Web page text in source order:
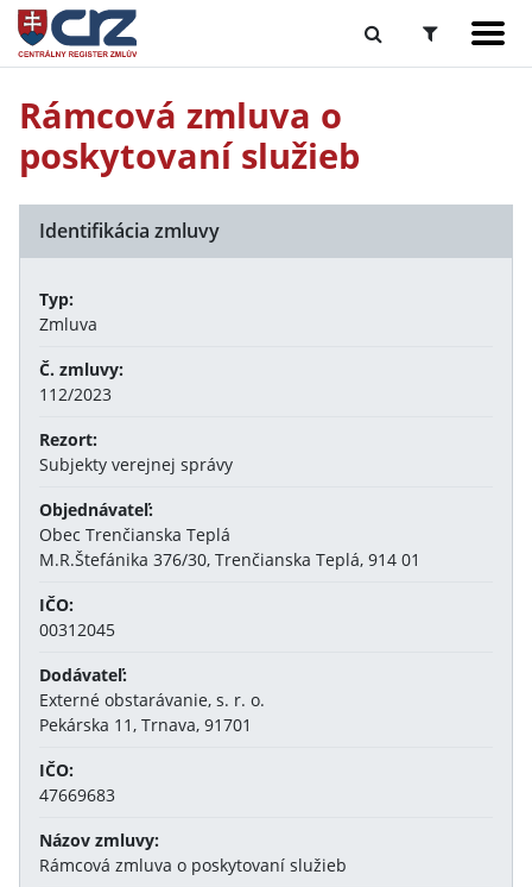
Rámcová zmluva o
poskytovaní služieb
Identifikácia zmluvy
Typ:
Zmluva
Č. zmluvy:
112/2023
Rezort:
Subjekty verejnej správy
Objednávateľ:
Obec Trenčianska Teplá
M.R.Štefánika 376/30, Trenčianska Teplá, 914 01
IČO:
00312045
Dodávateľ:
Externé obstarávanie, s. r. o.
Pekárska 11, Trnava, 91701
IČO:
47669683
Názov zmluvy:
Rámcová zmluva o poskytovaní služieb